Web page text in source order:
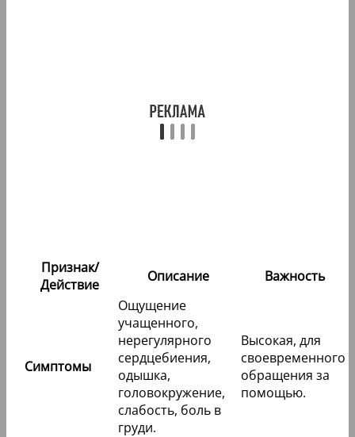
Признак/
Действие
Описание Важность
Симптомы
Ощущение
учащенного,
нерегулярного
сердцебиения,
одышка,
головокружение,
слабость, боль в
груди.
Высокая, для
своевременного
обращения за
помощью.